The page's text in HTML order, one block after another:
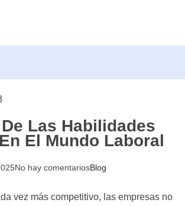
Las Habilidades
El Mundo Laboral
No hay comentariosBlog
vez más competitivo, las empresas no